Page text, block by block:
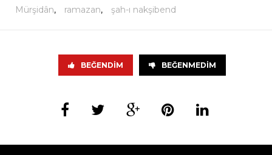
Mürşidân, ramazan, şah-ı nakşibend
BEĞENDIM BEĞENMEDIM